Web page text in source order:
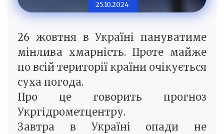
25.10.2024
26 жовтня в Україні пануватиме
мінлива хмарність. Проте майже
по всій території країни очікується
суха погода.
Про це говорить прогноз
Укргідрометцентру.
Завтра в Україні опади не